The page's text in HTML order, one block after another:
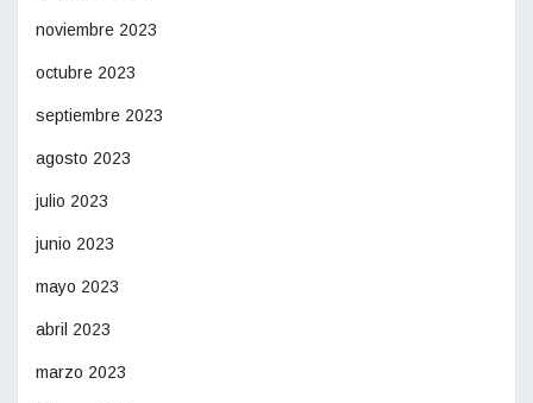
noviembre 2023
octubre 2023
septiembre 2023
agosto 2023
julio 2023
junio 2023
mayo 2023
abril 2023
marzo 2023